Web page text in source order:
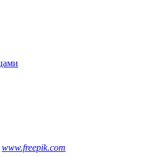
www.freepik.com